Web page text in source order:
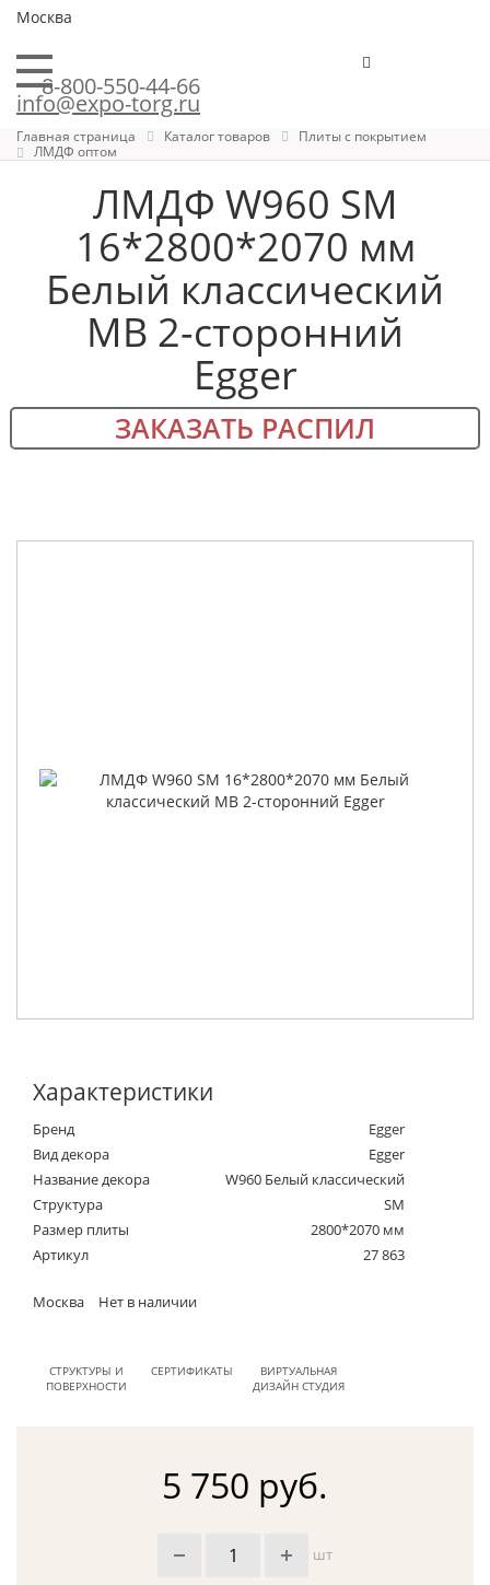
Москва
8-800-550-44-66
info@expo-torg.ru
Главная страница Каталог товаров
Плиты с покрытием
ЛМДФ оптом
ЛМДФ W960 SM
16*2800*2070 мм
Белый классический
MB 2-сторонний
Egger
ЗАКАЗАТЬ РАСПИЛ
Характеристики
Бренд
Egger
Вид декора
Egger
Название декора
W960 Белый классический
Структура
SM
Размер плиты
2800*2070 мм
Артикул
27 863
Москва Нет в наличии
СТРУКТУРЫ И
ПОВЕРХНОСТИ
СЕРТИФИКАТЫ
ВИРТУАЛЬНАЯ
ДИЗАЙН СТУДИЯ
5 750 руб.
шт